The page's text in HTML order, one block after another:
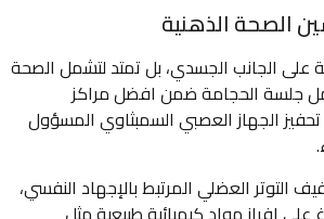
الصحة الذهنية
على الجانب الجسدي، بل تمتد لتشمل الصحة
جلسة الحجامة ضمن افضل مراكز
الجهاز العصبي السمبثاوي المسؤول
التوتر العضلي المرتبط بالإجهاد النفسي،